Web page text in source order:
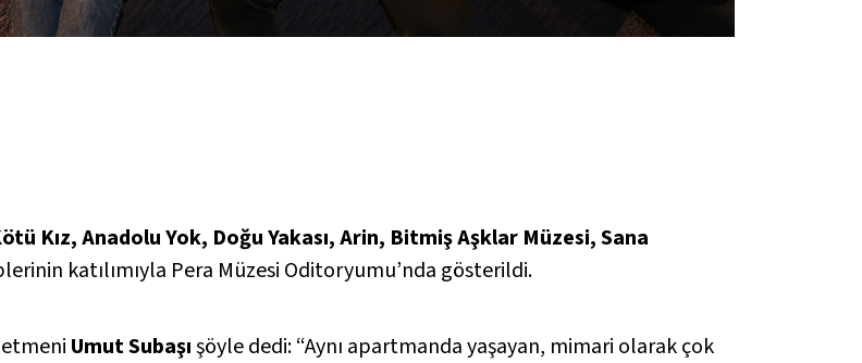
Kız, Anadolu Yok, Doğu Yakası, Arin, Bitmiş Aşklar Müzesi, Sana
katılımıyla Pera Müzesi Oditoryumu’nda gösterildi.
Umut Subaşışöyle dedi: “Aynı apartmanda yaşayan, mimari olarak çok